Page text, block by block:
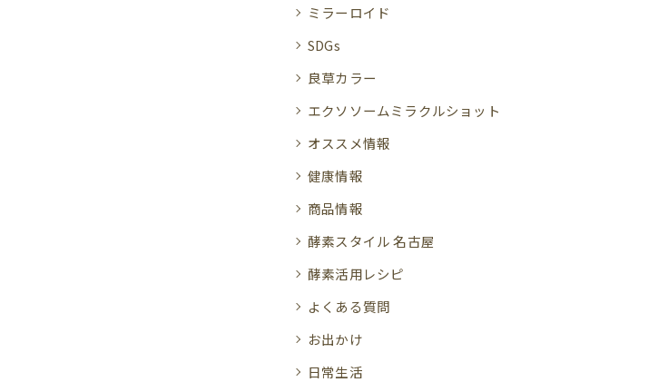
ミラーロイド
SDGs
良草カラー
エクソソームミラクルショット
オススメ情報
健康情報
商品情報
酵素スタイル 名古屋
酵素活用レシピ
よくある質問
お出かけ
日常生活